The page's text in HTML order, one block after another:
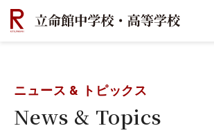
ニュース & トピックス
News & Topics